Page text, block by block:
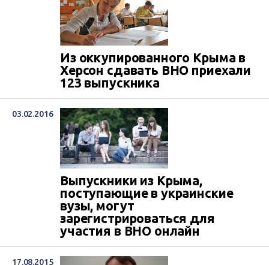
Из оккупированного Крыма в
Херсон сдавать ВНО приехали
123 выпускника
03.02.2016
Выпускники из Крыма,
поступающие в украинские
вузы, могут
зарегистрироваться для
участия в ВНО онлайн
17.08.2015